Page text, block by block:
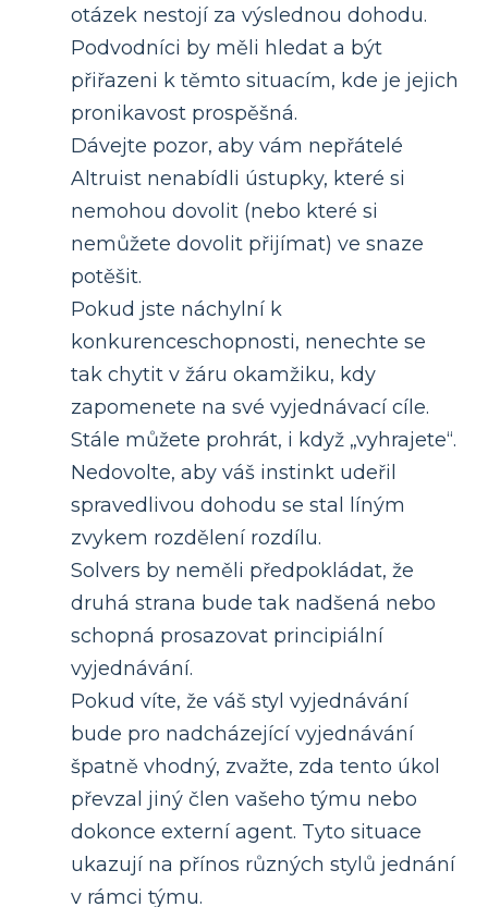
otázek nestojí za výslednou dohodu.
Podvodníci by měli hledat a být
přiřazeni k těmto situacím, kde je jejich
pronikavost prospěšná.
Dávejte pozor, aby vám nepřátelé
Altruist nenabídli ústupky, které si
nemohou dovolit (nebo které si
nemůžete dovolit přijímat) ve snaze
potěšit.
Pokud jste náchylní k
konkurenceschopnosti, nenechte se
tak chytit v žáru okamžiku, kdy
zapomenete na své vyjednávací cíle.
Stále můžete prohrát, i když „vyhrajete“.
Nedovolte, aby váš instinkt udeřil
spravedlivou dohodu se stal líným
zvykem rozdělení rozdílu.
Solvers by neměli předpokládat, že
druhá strana bude tak nadšená nebo
schopná prosazovat principiální
vyjednávání.
Pokud víte, že váš styl vyjednávání
bude pro nadcházející vyjednávání
špatně vhodný, zvažte, zda tento úkol
převzal jiný člen vašeho týmu nebo
dokonce externí agent. Tyto situace
ukazují na přínos různých stylů jednání
v rámci týmu.